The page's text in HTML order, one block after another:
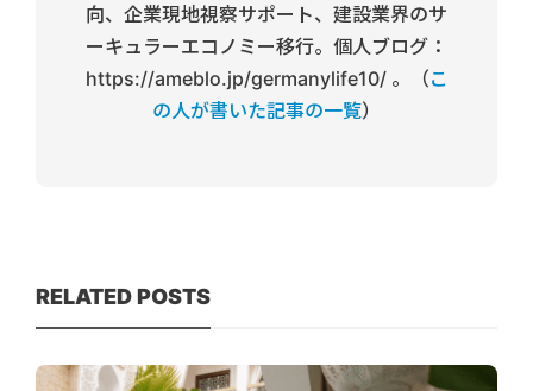
向、企業現地視察サポート、建設業界のサ
ーキュラーエコノミー移行。個人ブログ：
https://ameblo.jp/germanylife10/ 。（こ
の人が書いた記事の一覧）
RELATED POSTS